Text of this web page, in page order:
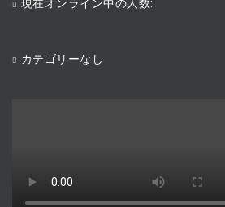
カテゴリーなし